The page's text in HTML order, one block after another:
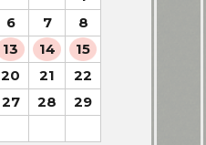
6 7
8
13 14
15
20 21
22
27 28
29